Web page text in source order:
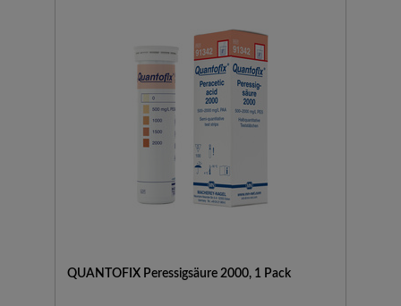
QUANTOFIX Peressigsäure 2000, 1 Pack